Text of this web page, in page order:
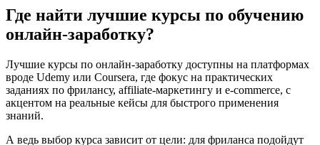
Где найти лучшие курсы по обучению
онлайн-заработку?
Лучшие курсы по онлайн-заработку доступны на платформах
вроде Udemy или Coursera, где фокус на практических
заданиях по фрилансу, affiliate-маркетингу и e-commerce, с
акцентом на реальные кейсы для быстрого применения
знаний.
А ведь выбор курса зависит от цели: для фриланса подойдут